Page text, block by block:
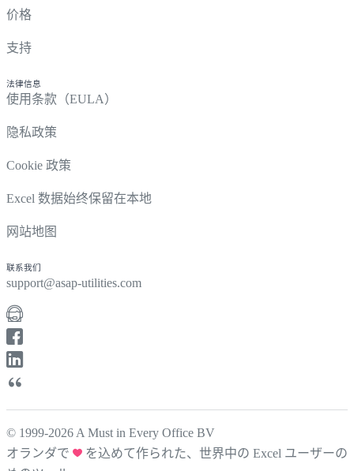
价格
支持
法律信息
使用条款（EULA）
隐私政策
Cookie 政策
Excel 数据始终保留在本地
网站地图
联系我们
support@asap-utilities.com
© 1999-2026 A Must in Every Office BV
オランダで
を込めて作られた、世界中の Excel ユーザーの